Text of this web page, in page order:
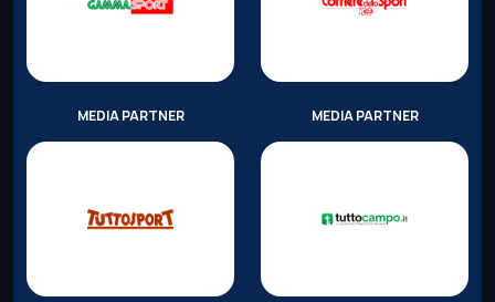
MEDIA PARTNER MEDIA PARTNER